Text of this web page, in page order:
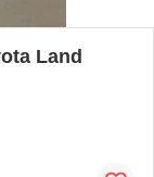
Land